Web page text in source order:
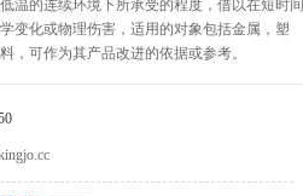
温的连续环境下所承受的程度，借以在短时间
变化或物理伤害，适用的对象包括金属，塑
可作为其产品改进的依据或参考。